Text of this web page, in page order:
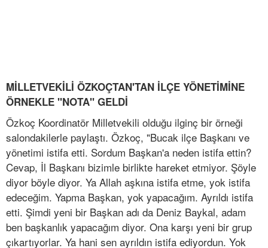
MİLLETVEKİLİ ÖZKOÇTAN'TAN İLÇE YÖNETİMİNE
ÖRNEKLE "NOTA" GELDİ
Özkoç Koordinatör Milletvekili olduğu ilginç bir örneği
salondakilerle paylaştı. Özkoç, "Bucak ilçe Başkanı ve
yönetimi istifa etti. Sordum Başkan'a neden istifa ettin?
Cevap, İl Başkanı bizimle birlikte hareket etmiyor. Şöyle
diyor böyle diyor. Ya Allah aşkına istifa etme, yok istifa
edeceğim. Yapma Başkan, yok yapacağım. Ayrıldı istifa
etti. Şimdi yeni bir Başkan adı da Deniz Baykal, adam
ben başkanlık yapacağım diyor. Ona karşı yeni bir grup
çıkartıyorlar. Ya hani sen ayrıldın istifa ediyordun. Yok